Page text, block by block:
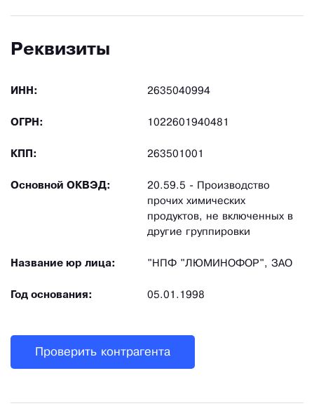
Реквизиты
ИНН: 2635040994
ОГРН: 1022601940481
КПП: 263501001
Основной ОКВЭД:
20.59.5 - Производство
прочих химических
продуктов, не включенных в
другие группировки
Название юр лица: "НПФ "ЛЮМИНОФОР", ЗАО
Год основания: 05.01.1998
Проверить контрагента